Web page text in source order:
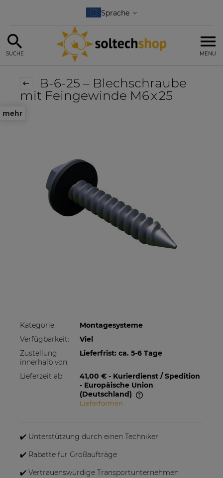
MENU
SUCHE
mehr
B-6-25 – Blechschraube
mit Feingewinde M6 x 25
Kategorie:
Montagesysteme
Verfügbarkeit:
Viel
Zustellung
innerhalb von:
Lieferfrist: ca. 5-6 Tage
Lieferzeit ab: 41,00 € - Kurierdienst / Spedition
- Europäische Union
(Deutschland)
Im Preis sind etwaige Zahlungskosten nicht
Lieferformen
✔️ Unterstützung durch einen Techniker
✔️ Rabatte für Großaufträge
✔️ Vertrauenswürdige Transportunternehmen